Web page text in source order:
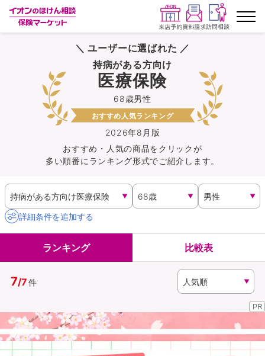
ランキングから探す
保険を比較する
保険会社から探す
イオンカード会員さま専用保険
キャンペーン一覧
コラム
イオングループ従業員さま向け
（無料） （無料）
＼ ユーザーに選ばれた ／
2026年8月版
68歳男性
持病がある方向け
医療保険
おすすめ人気ランキング
おすすめ・人気の商品をクリックが
多い順番にランキング形式でご紹介します。
詳細条件を追加する
ランキング 比較表
7/7件
PR